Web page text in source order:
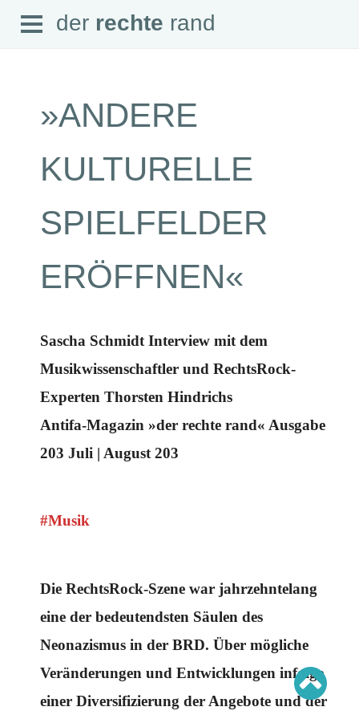
der rechte rand
SEITEN
Home
Suche
Magazin
Downloads
Impressum
Datenschutz
Schwerpunkt AFD-Verbot
Schwerpunkt »Identitäre Bewegung«
Schwerpunkt NSU
Schwerpunkt »Reichsbürger«
Schwerpunkt NPD
Ausgabe 220
Open
Menu
der rechte rand
»ANDERE
KULTURELLE
SPIELFELDER
ERÖFFNEN«
Sascha Schmidt Interview mit dem
Musikwissenschaftler und RechtsRock-
Experten Thorsten Hindrichs
Antifa-Magazin »der rechte rand« Ausgabe
203 Juli | August 203
#Musik
Die RechtsRock-Szene war jahrzehntelang
eine der bedeutendsten Säulen des
Neonazismus in der BRD. Über mögliche
Veränderungen und Entwicklungen infolge
einer Diversifizierung der Angebote und der